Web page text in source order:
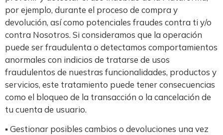
por ejemplo, durante el proceso de compra y
devolución, así como potenciales fraudes contra ti y/o
contra Nosotros. Si consideramos que la operación
puede ser fraudulenta o detectamos comportamientos
anormales con indicios de tratarse de usos
fraudulentos de nuestras funcionalidades, productos y
servicios, este tratamiento puede tener consecuencias
como el bloqueo de la transacción o la cancelación de
tu cuenta de usuario.
▪ Gestionar posibles cambios o devoluciones una vez